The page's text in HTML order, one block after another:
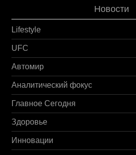
Новости
Lifestyle
UFC
Автомир
Аналитический фокус
Главное Сегодня
Здоровье
Инновации